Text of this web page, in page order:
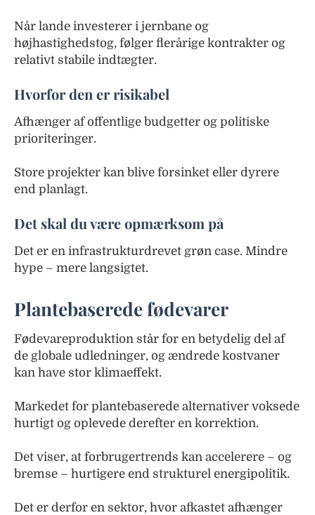
Når lande investerer i jernbane og
højhastighedstog, følger flerårige kontrakter og
relativt stabile indtægter.
Hvorfor den er risikabel
Afhænger af offentlige budgetter og politiske
prioriteringer.
Store projekter kan blive forsinket eller dyrere
end planlagt.
Det skal du være opmærksom på
Det er en infrastrukturdrevet grøn case. Mindre
hype – mere langsigtet.
Plantebaserede fødevarer
Fødevareproduktion står for en betydelig del af
de globale udledninger, og ændrede kostvaner
kan have stor klimaeffekt.
Markedet for plantebaserede alternativer voksede
hurtigt og oplevede derefter en korrektion.
Det viser, at forbrugertrends kan accelerere – og
bremse – hurtigere end strukturel energipolitik.
Det er derfor en sektor, hvor afkastet afhænger